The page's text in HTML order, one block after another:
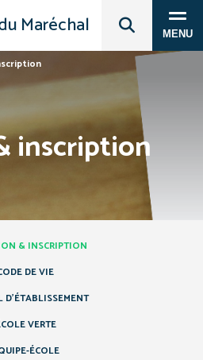
Maréchal MENU
inscription
& INSCRIPTION
DE VIE
D’ÉTABLISSEMENT
VERTE
ÉCOLE